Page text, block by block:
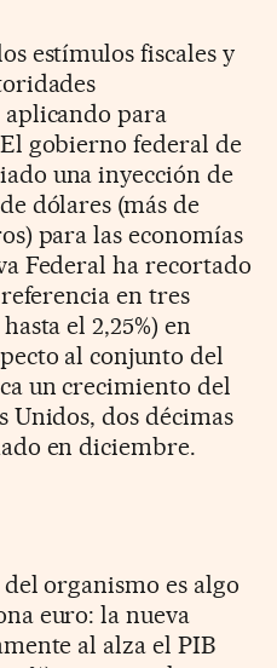
estímulos fiscales y
aplicando para
gobierno federal de
una inyección de
dólares (más de
para las economías
Federal ha recortado
en tres
el 2,25%) en
al conjunto del
un crecimiento del
Unidos, dos décimas
en diciembre.
organismo es algo
euro: la nueva
al alza el PIB